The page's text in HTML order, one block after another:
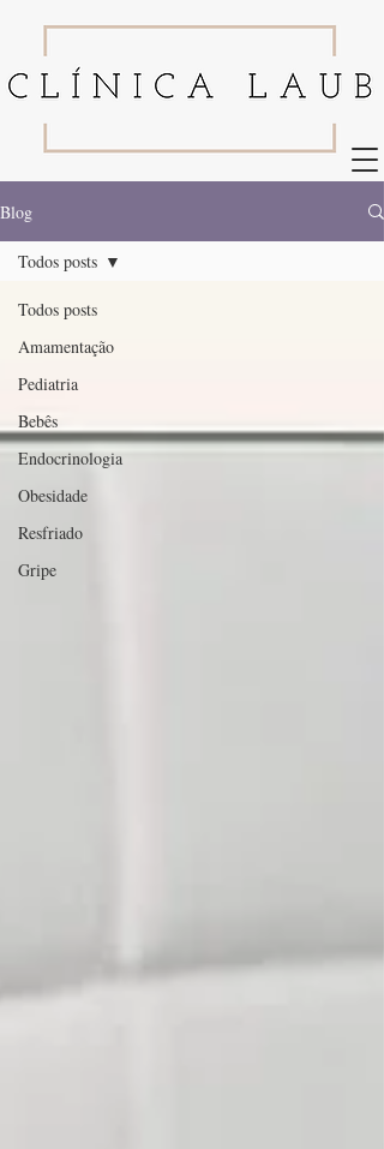
Blog
Todos posts
Amamentação
Pediatria
Bebês
Endocrinologia
Obesidade
Resfriado
Gripe
Todos posts